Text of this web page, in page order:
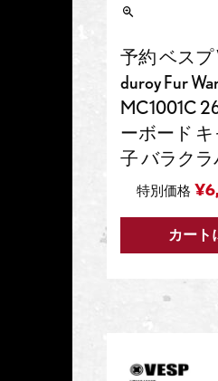
予約 ベスプ
duroy Fur
MC1001C
ーボード
子 バラクラ
特別価格 ¥
カート